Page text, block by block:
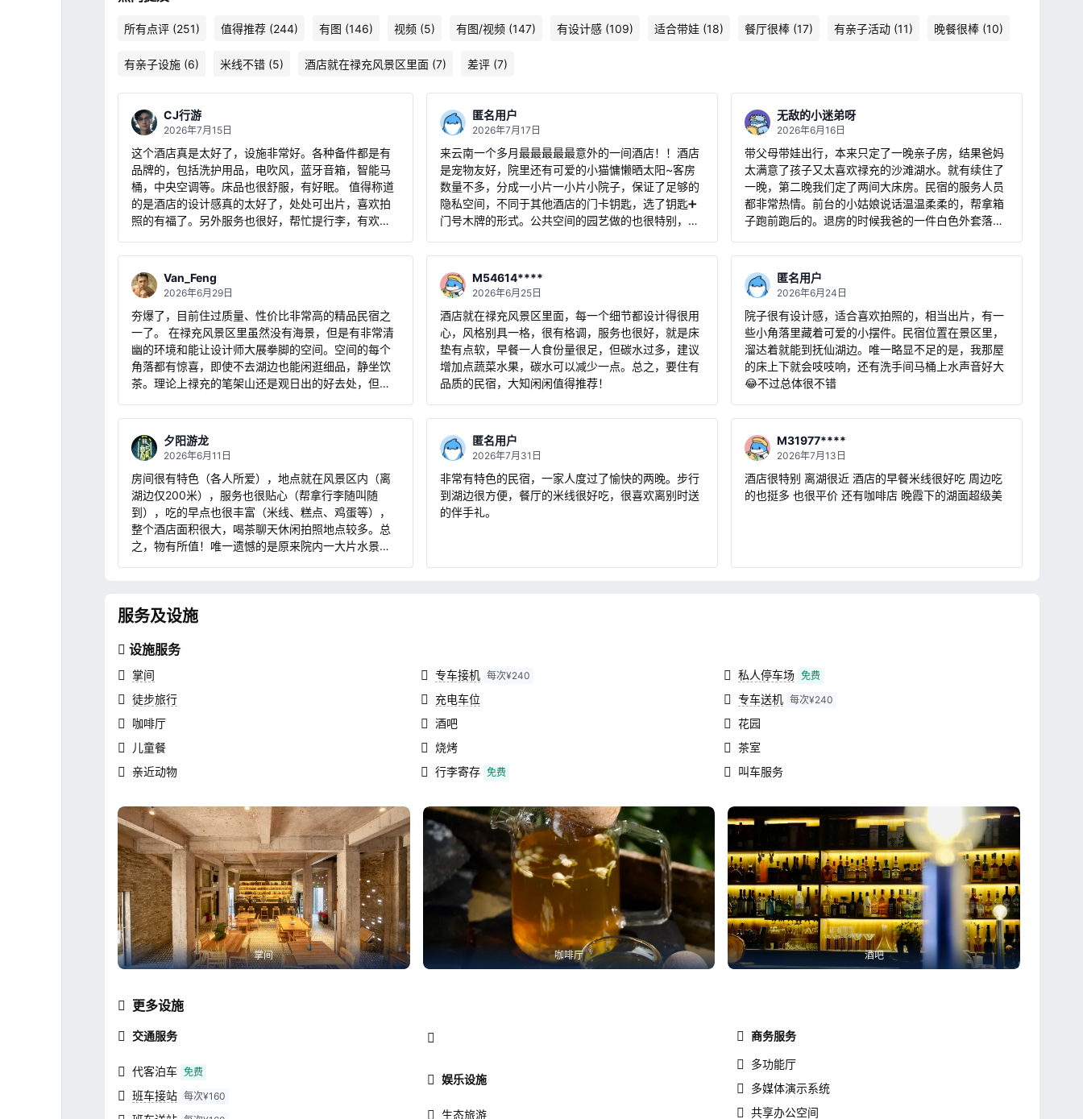
所有点评 (251) 值得推荐 (244) 有图 (146) 视频 (5) 有图/视频 (147) 有设计感 (109) 适合带娃 (18) 餐厅很棒 (17) 有亲子活动 (11) 晚餐很棒 (10)
有亲子设施 (6) 米线不错 (5) 酒店就在禄充风景区里面 (7) 差评 (7)
CJ行游
2026年7月15日
这个酒店真是太好了，设施非常好。各种备件都是有
品牌的，包括洗护用品，电吹风，蓝牙音箱，智能马
桶，中央空调等。床品也很舒服，有好眠。 值得称道
的是酒店的设计感真的太好了，处处可出片，喜欢拍
照的有福了。另外服务也很好，帮忙提行李，有欢迎
比非常好，非常非常高。
匿名用户
2026年7月17日
来云南一个多月最最最最最意外的一间酒店！！酒店
是宠物友好，院里还有可爱的小猫慵懒晒太阳~客房
数量不多，分成一小片一小片小院子，保证了足够的
隐私空间，不同于其他酒店的门卡钥匙，选了钥匙➕
门号木牌的形式。公共空间的园艺做的也很特别，不
现露台尖角望出去是个孔雀🦚的造型，让人意外！！
酒店早餐简简单单，但是味道不错，小酥肉比外面餐
厅的做得好，但是希望减少一点碳水的比例，换一些
还送了伴手礼，小扇子可太适合抚仙湖没有风的夜晚
了~超级满意，一定会再来！！
无敌的小迷弟呀
2026年6月16日
带父母带娃出行，本来只定了一晚亲子房，结果爸妈
太满意了孩子又太喜欢禄充的沙滩湖水。就有续住了
一晚，第二晚我们定了两间大床房。民宿的服务人员
都非常热情。前台的小姑娘说话温温柔柔的，帮拿箱
子跑前跑后的。退房的时候我爸的一件白色外套落在
傅也是小妹推荐的，人特别好，收费也很合理，连高
速过路费都不要。 房间和图片没有出入，好奇这么大
的院子这么多的植物，房间里基本没有蚊虫的。民宿
炒菜都很好吃，重点是干净卫生。民宿设计感强，随
便一拍都很好看。工作人员很多，一看就知道老板不
差钱。强烈推荐。
Van_Feng
2026年6月29日
夯爆了，目前住过质量、性价比非常高的精品民宿之
一了。 在禄充风景区里虽然没有海景，但是有非常清
幽的环境和能让设计师大展拳脚的空间。空间的每个
角落都有惊喜，即使不去湖边也能闲逛细品，静坐饮
茶。理论上禄充的笔架山还是观日出的好去处，但这
带来的行程空白。 居住环境和服务质量也是没得说，
房间用料相当扎实，床上用品、一次性用品质量都很
好，智能马桶、高速吹风机都没缺席，甚至还配了
一个来着，但是怕扰民没敢开太大声蹦迪）！ 总而言
之是来抚仙湖度假非常推荐的地方了～
M54614****
2026年6月25日
酒店就在禄充风景区里面，每一个细节都设计得很用
心，风格别具一格，很有格调，服务也很好，就是床
垫有点软，早餐一人食份量很足，但碳水过多，建议
增加点蔬菜水果，碳水可以减少一点。总之，要住有
品质的民宿，大知闲闲值得推荐！
匿名用户
2026年6月24日
院子很有设计感，适合喜欢拍照的，相当出片，有一
些小角落里藏着可爱的小摆件。民宿位置在景区里，
溜达着就能到抚仙湖边。唯一略显不足的是，我那屋
的床上下就会吱吱响，还有洗手间马桶上水声音好大
😂不过总体很不错
夕阳游龙
2026年6月11日
房间很有特色（各人所爱），地点就在风景区内（离
湖边仅200米），服务也很贴心（帮拿行李随叫随
到），吃的早点也很丰富（米线、糕点、鸡蛋等），
整个酒店面积很大，喝茶聊天休闲拍照地点较多。总
之，物有所值！唯一遗憾的是原来院内一大片水景已
匿名用户
2026年7月31日
非常有特色的民宿，一家人度过了愉快的两晚。步行
到湖边很方便，餐厅的米线很好吃，很喜欢离别时送
的伴手礼。
M31977****
2026年7月13日
酒店很特别 离湖很近 酒店的早餐米线很好吃 周边吃
的也挺多 也很平价 还有咖啡店 晚霞下的湖面超级美
服务及设施
设施服务
掌间 专车接机 每次¥240 私人停车场 免费
徒步旅行 充电车位 专车送机 每次¥240
咖啡厅 酒吧
花园
儿童餐
烧烤
茶室
亲近动物
行李寄存 免费 叫车服务
掌间 咖啡厅 酒吧
更多设施
交通服务
代客泊车 免费
班车接站 每次¥160
娱乐设施
生态旅游
商务服务
多功能厅
多媒体演示系统
共享办公空间